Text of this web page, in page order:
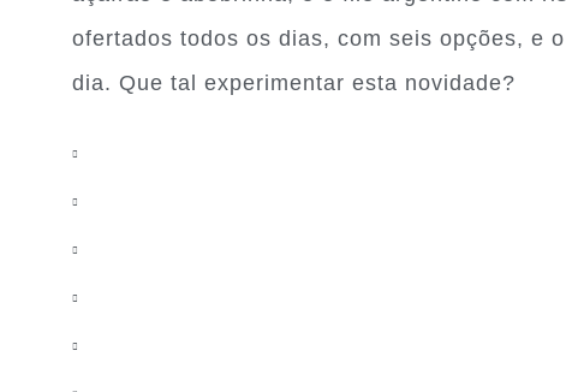
ofertados todos os dias, com seis opções, e
dia. Que tal experimentar esta novidade?